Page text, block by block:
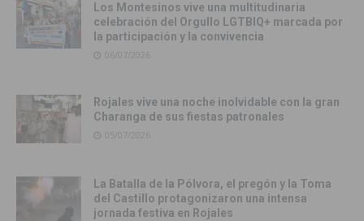
Los Montesinos vive una multitudinaria
celebración del Orgullo LGTBIQ+ marcada por
la participación y la convivencia
06/07/2026
Rojales vive una noche inolvidable con la gran
Charanga de sus fiestas patronales
05/07/2026
La Batalla de la Pólvora, el pregón y la Toma
del Castillo protagonizaron una intensa
jornada festiva en Rojales